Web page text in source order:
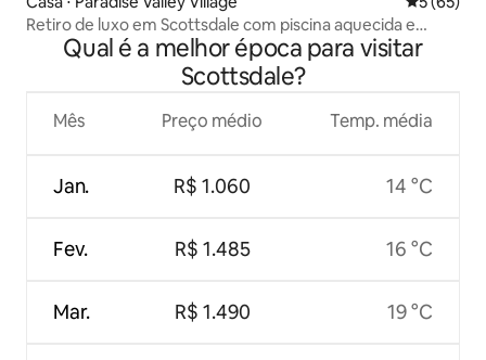
Retiro de luxo em Scottsdale com piscina aquecida e
banheira de hidromassagem
Qual é a melhor época para visitar
Scottsdale?
Mês
Jan.
Fev.
Mar.
Preço médio
R$ 1.060
R$ 1.485
R$ 1.490
Temp. média
14 °C
16 °C
19 °C